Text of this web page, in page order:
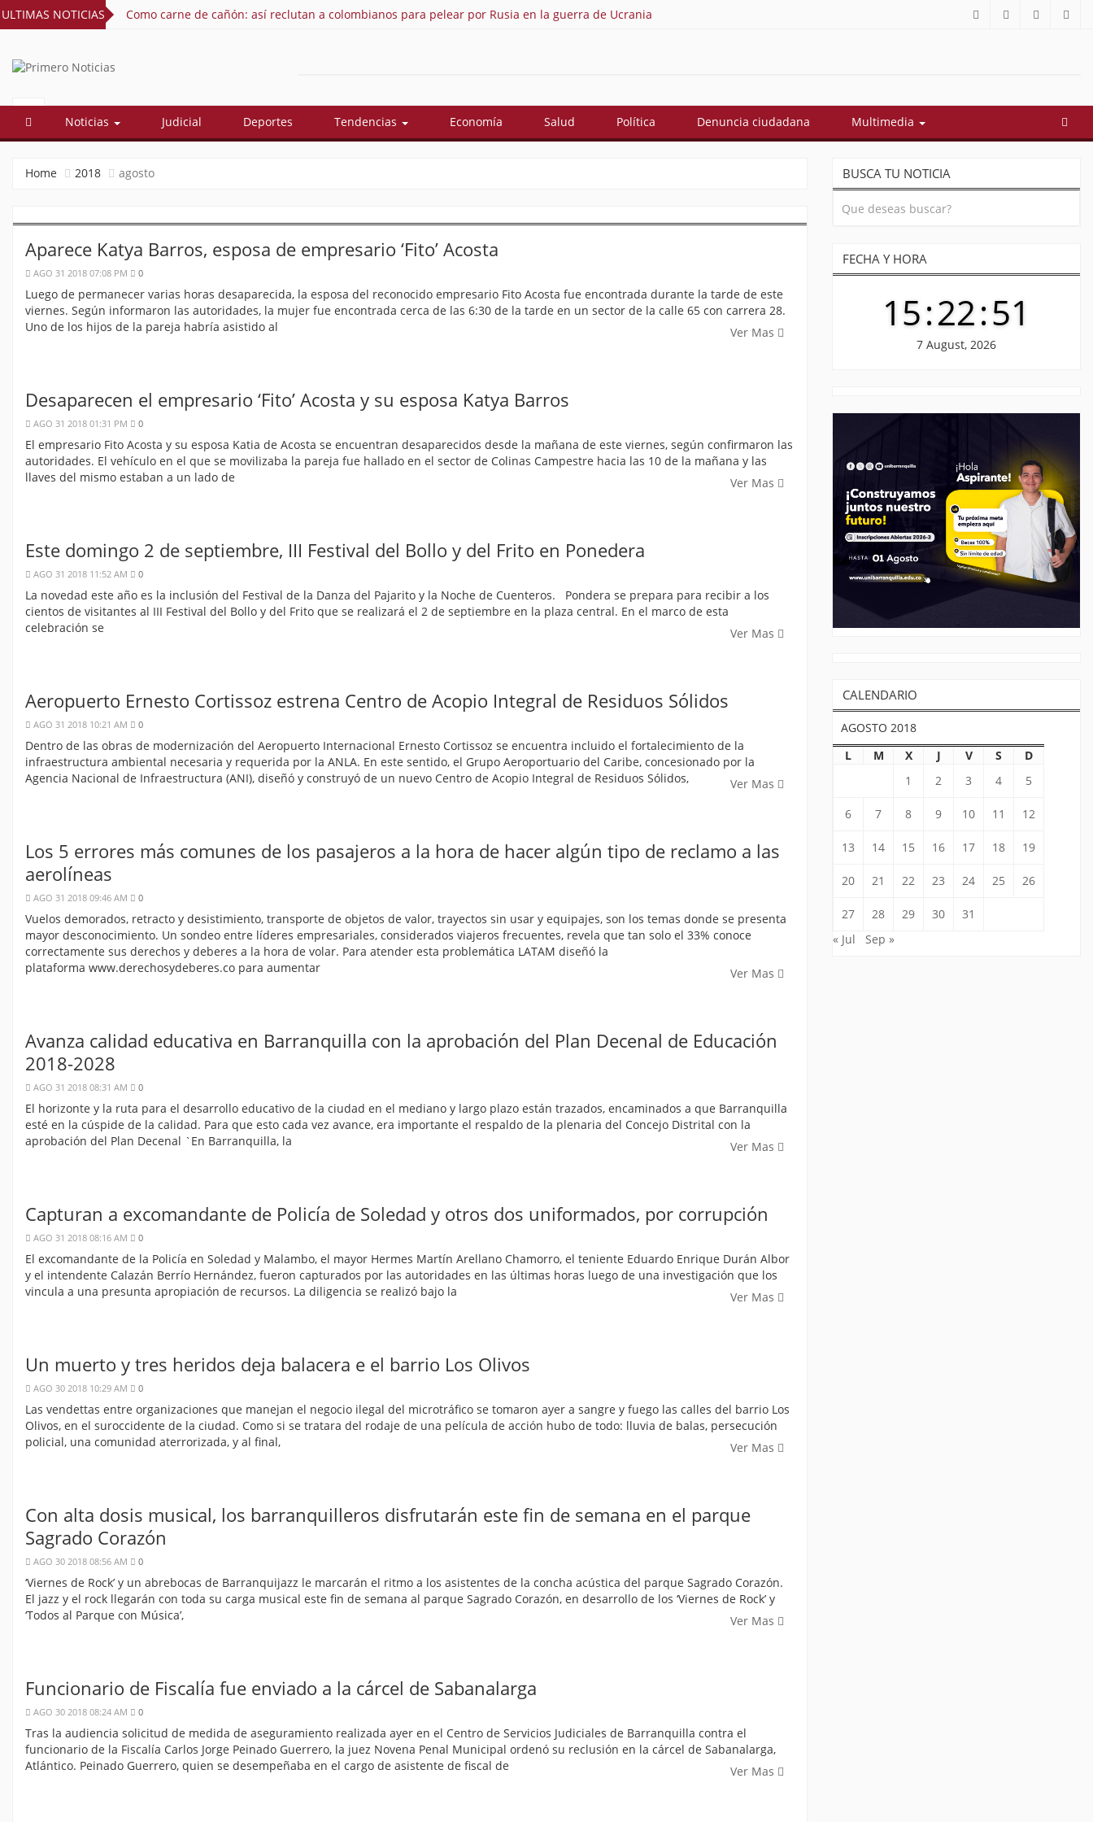
ULTIMAS NOTICIASpara pelear por Rusia en la guerra de Ucrania Así quedó conformado el gabinete de Abelardo De La Espriella: estos son sus 18 ministros Cuestionan
NOTICIAS
Noticias Judicial Deportes Tendencias Economía Salud Política Denuncia ciudadana Multimedia
Home 2018 agosto
Aparece Katya Barros, esposa de empresario ‘Fito’ Acosta
AGO 31 2018 07:08 PM 0
Luego de permanecer varias horas desaparecida, la esposa del reconocido empresario Fito Acosta fue encontrada durante la tarde de este
viernes. Según informaron las autoridades, la mujer fue encontrada cerca de las 6:30 de la tarde en un sector de la calle 65 con carrera 28.
Uno de los hijos de la pareja habría asistido al
Ver Mas
Desaparecen el empresario ‘Fito’ Acosta y su esposa Katya Barros
AGO 31 2018 01:31 PM 0
El empresario Fito Acosta y su esposa Katia de Acosta se encuentran desaparecidos desde la mañana de este viernes, según confirmaron las
autoridades. El vehículo en el que se movilizaba la pareja fue hallado en el sector de Colinas Campestre hacia las 10 de la mañana y las
llaves del mismo estaban a un lado de
Ver Mas
Este domingo 2 de septiembre, III Festival del Bollo y del Frito en Ponedera
AGO 31 2018 11:52 AM 0
La novedad este año es la inclusión del Festival de la Danza del Pajarito y la Noche de Cuenteros. Pondera se prepara para recibir a los
cientos de visitantes al III Festival del Bollo y del Frito que se realizará el 2 de septiembre en la plaza central. En el marco de esta
celebración se
Ver Mas
Aeropuerto Ernesto Cortissoz estrena Centro de Acopio Integral de Residuos Sólidos
AGO 31 2018 10:21 AM 0
Dentro de las obras de modernización del Aeropuerto Internacional Ernesto Cortissoz se encuentra incluido el fortalecimiento de la
infraestructura ambiental necesaria y requerida por la ANLA. En este sentido, el Grupo Aeroportuario del Caribe, concesionado por la
Agencia Nacional de Infraestructura (ANI), diseñó y construyó de un nuevo Centro de Acopio Integral de Residuos Sólidos,
Ver Mas
Los 5 errores más comunes de los pasajeros a la hora de hacer algún tipo de reclamo a las
aerolíneas
AGO 31 2018 09:46 AM 0
Vuelos demorados, retracto y desistimiento, transporte de objetos de valor, trayectos sin usar y equipajes, son los temas donde se presenta
mayor desconocimiento. Un sondeo entre líderes empresariales, considerados viajeros frecuentes, revela que tan solo el 33% conoce
correctamente sus derechos y deberes a la hora de volar. Para atender esta problemática LATAM diseñó la
plataforma www.derechosydeberes.co para aumentar
Ver Mas
Avanza calidad educativa en Barranquilla con la aprobación del Plan Decenal de Educación
2018-2028
AGO 31 2018 08:31 AM 0
El horizonte y la ruta para el desarrollo educativo de la ciudad en el mediano y largo plazo están trazados, encaminados a que Barranquilla
esté en la cúspide de la calidad. Para que esto cada vez avance, era importante el respaldo de la plenaria del Concejo Distrital con la
aprobación del Plan Decenal `En Barranquilla, la
Ver Mas
Capturan a excomandante de Policía de Soledad y otros dos uniformados, por corrupción
AGO 31 2018 08:16 AM 0
El excomandante de la Policía en Soledad y Malambo, el mayor Hermes Martín Arellano Chamorro, el teniente Eduardo Enrique Durán Albor
y el intendente Calazán Berrío Hernández, fueron capturados por las autoridades en las últimas horas luego de una investigación que los
vincula a una presunta apropiación de recursos. La diligencia se realizó bajo la
Ver Mas
Un muerto y tres heridos deja balacera e el barrio Los Olivos
AGO 30 2018 10:29 AM 0
Las vendettas entre organizaciones que manejan el negocio ilegal del microtráfico se tomaron ayer a sangre y fuego las calles del barrio Los
Olivos, en el suroccidente de la ciudad. Como si se tratara del rodaje de una película de acción hubo de todo: lluvia de balas, persecución
policial, una comunidad aterrorizada, y al final,
Ver Mas
Con alta dosis musical, los barranquilleros disfrutarán este fin de semana en el parque
Sagrado Corazón
AGO 30 2018 08:56 AM 0
‘Viernes de Rock’ y un abrebocas de Barranquijazz le marcarán el ritmo a los asistentes de la concha acústica del parque Sagrado Corazón.
El jazz y el rock llegarán con toda su carga musical este fin de semana al parque Sagrado Corazón, en desarrollo de los ‘Viernes de Rock’ y
‘Todos al Parque con Música’,
Ver Mas
Funcionario de Fiscalía fue enviado a la cárcel de Sabanalarga
AGO 30 2018 08:24 AM 0
Tras la audiencia solicitud de medida de aseguramiento realizada ayer en el Centro de Servicios Judiciales de Barranquilla contra el
funcionario de la Fiscalía Carlos Jorge Peinado Guerrero, la juez Novena Penal Municipal ordenó su reclusión en la cárcel de Sabanalarga,
Atlántico. Peinado Guerrero, quien se desempeñaba en el cargo de asistente de fiscal de
Ver Mas
BUSCA TU NOTICIA
FECHA Y HORA
15:22:52
7 August, 2026
CALENDARIO
AGOSTO 2018
L
M X J V S
D
1
2 3 4 5
6 7 8 9 10 11 12
13 14 15 16 17 18 19
20 21 22 23 24 25 26
27 28 29 30
31
« Jul
Sep »